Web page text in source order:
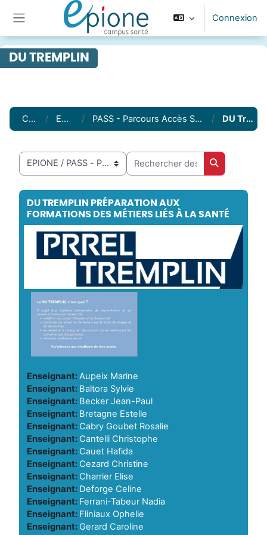
Passer au contenu principal
Panneau latéral
Connexion
DU TREMPLIN
Cours EPIONE PASS - Parcours Accès Santé Spécifique DU Tremplin
Catégories de cours
Rechercher des cours
Rechercher
DU TREMPLIN PRÉPARATION AUX
FORMATIONS DES MÉTIERS LIÉS À LA SANTÉ
Enseignant:Aupeix Marine
Enseignant: Baltora Sylvie
Enseignant: Becker Jean-Paul
Enseignant: Bretagne Estelle
Enseignant: Cabry Goubet Rosalie
Enseignant: Cantelli Christophe
Enseignant: Cauet Hafida
Enseignant: Cezard Christine
Enseignant: Charrier Elise
Enseignant: Deforge Celine
Enseignant: Ferrani-Tabeur Nadia
Enseignant: Fliniaux Ophelie
Enseignant: Gerard Caroline